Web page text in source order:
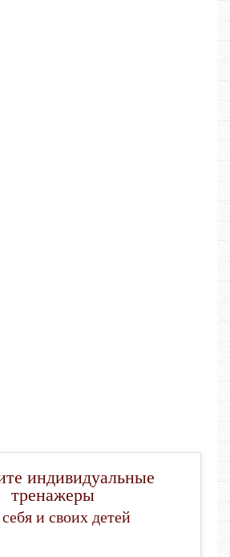
индивидуальные
тренажеры
и своих детей